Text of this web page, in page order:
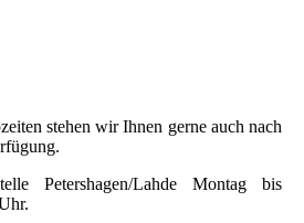
stehen wir Ihnen gerne auch nach
Petershagen/Lahde Montag bis